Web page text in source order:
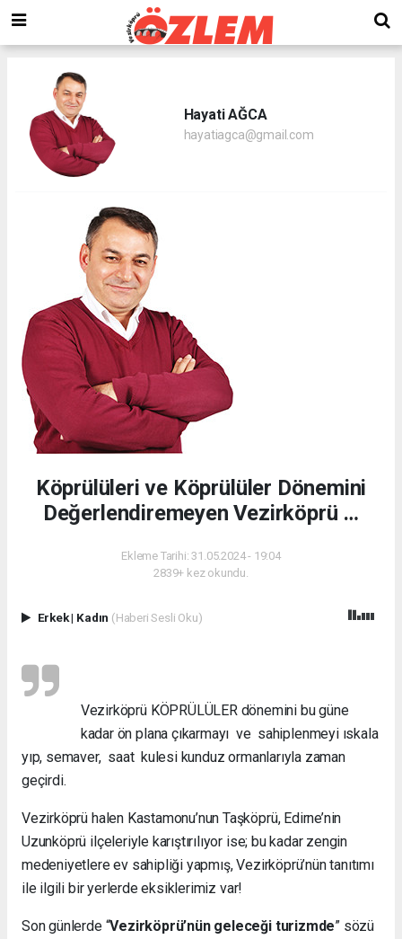
Hayati AĞCA
hayatiagca@gmail.com
Köprülüleri ve Köprülüler Dönemini
Değerlendiremeyen Vezirköprü …
Ekleme Tarihi: 31.05.2024 - 19:04
2839+ kez okundu.
Erkek| Kadın (Haberi Sesli Oku)
Vezirköprü KÖPRÜLÜLER dönemini bu güne
kadar ön plana çıkarmayı ve sahiplenmeyi ıskala
yıp, semaver, saat kulesi kunduz ormanlarıyla zaman
geçirdi.
Vezirköprü halen Kastamonu’nun Taşköprü, Edirne’nin
Uzunköprü ilçeleriyle karıştırılıyor ise; bu kadar zengin
medeniyetlere ev sahipliği yapmış, Vezirköprü’nün tanıtımı
ile ilgili bir yerlerde eksiklerimiz var!
Son günlerde “Vezirköprü’nün geleceği turizmde” sözü